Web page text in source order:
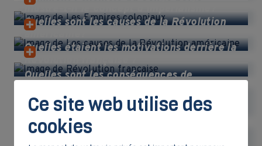
illustre-t-il le concept d'impérialisme?
Quelles sont les causes de la Révolution
américaine?
Quelles étaient les motivations derrière la
Révolution française ?
Quelles sont les conséquences de
les populations autochtones?
Quelles sont les conséquences de
l'invention de l’imprimerie par Gutenberg
Pourquoi peut-on dire que l’Homme est au
Ce site web utilise des
cookies